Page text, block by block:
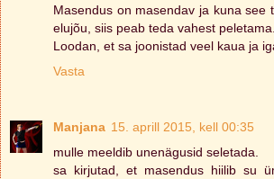
Masendus on masendav ja kuna see
elujõu, siis peab teda vahest peletama.
Loodan, et sa joonistad veel kaua ja
Vasta
Manjana 15. aprill 2015, kell 00:35
mulle meeldib unenägusid seletada.
sa kirjutad, et masendus hiilib su